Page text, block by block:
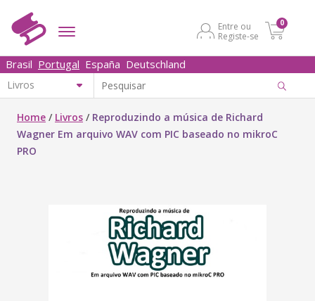
Entre ou
Registe-se
0
Brasil Portugal España Deutschland
Home / Livros / Reproduzindo a música de Richard
Wagner Em arquivo WAV com PIC baseado no mikroC
PRO